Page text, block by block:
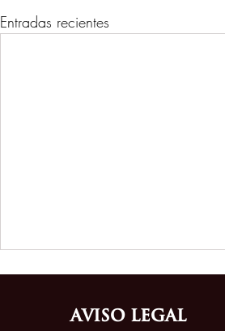
Entradas recientes
Aviso Legal